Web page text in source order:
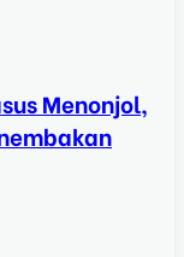
Menonjol,